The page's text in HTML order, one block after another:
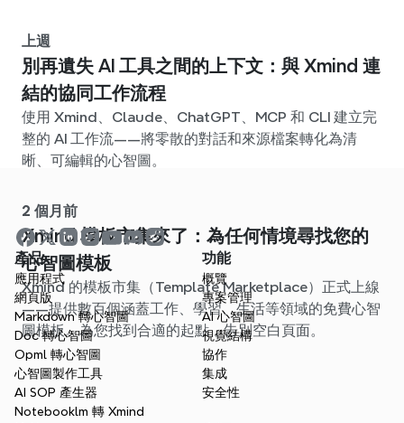
上週
別再遺失 AI 工具之間的上下文：與 Xmind 連
結的協同工作流程
使用 Xmind、Claude、ChatGPT、MCP 和 CLI 建立完
整的 AI 工作流——將零散的對話和來源檔案轉化為清
晰、可編輯的心智圖。
2 個月前
Xmind 模板市集來了：為任何情境尋找您的
心智圖模板
Xmind 的模板市集（Template Marketplace）正式上線
——提供數百個涵蓋工作、學習、生活等領域的免費心智
圖模板。為您找到合適的起點，告別空白頁面。
產品
應用程式
網頁版
Markdown 轉心智圖
Doc 轉心智圖
Opml 轉心智圖
心智圖製作工具
AI SOP 產生器
Notebooklm 轉 Xmind
功能
概覽
專案管理
AI 心智圖
視覺結構
協作
集成
安全性